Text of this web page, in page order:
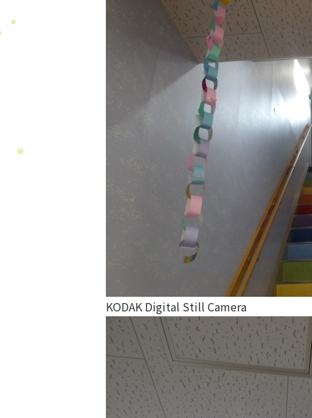
KODAK Digital Still Camera